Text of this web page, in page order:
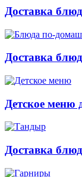
Доставка
Доставка
Детское меню
Доставка